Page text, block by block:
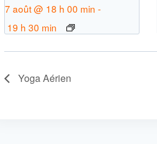
7 août @ 18 h 00 min -
19 h 30 min
Yoga Aérien